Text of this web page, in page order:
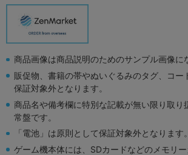
商品画像は商品説明のためのサンプル画像に
販促物、書籍の帯やぬいぐるみのタグ、コー
保証対象外となります。
商品名や備考欄に特別な記載が無い限り取り
常盤です。
「電池」は原則として保証対象外となります。
ゲーム機本体には、SDカードなどのメモリ